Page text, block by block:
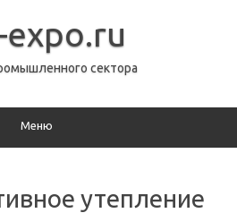
сектора
Меню
утепление